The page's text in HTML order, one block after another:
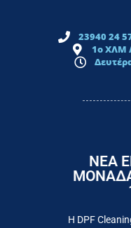
23940 24
1ο ΧΛΜ
ΝΕΑ
ΜΟΝΑΔΑ
Η DPF